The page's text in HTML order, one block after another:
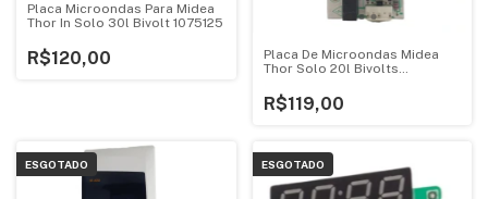
Placa Microondas Para Midea
Thor In Solo 30l Bivolt 1075125
R$120,00
Placa De Microondas Midea
Thor Solo 20l Bivolts
R$119,00
ESGOTADO ESGOTADO